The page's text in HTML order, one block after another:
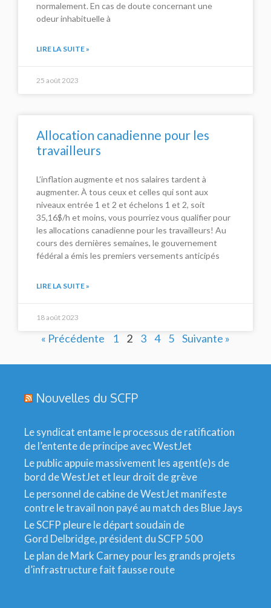
normalement. En cas de doute concernant une
odeur inhabituelle à
LIRE LA SUITE »
25 août 2023
Allocation canadienne pour les
travailleurs
L’inflation augmente et nos salaires tardent à
augmenter. À tous ceux et celles qui sont aux
niveaux entrée 1 et 2 et échelons 1 et 2, soit
35,16$/h et moins, vous pourriez vous qualifier pour
les allocations canadienne pour les travailleurs! Au
cours des dernières semaines, le gouvernement
fédéral a émis les premiers versements anticipés
LIRE LA SUITE »
18 août 2023
« Précédente 1 2 3 4 5 Suivante »
Nouvelles du SCFP
Le syndicat entame le processus de ratification
de l’entente de principe avec WestJet
Le public appuie massivement les agent(e)s de
bord de WestJet et leur droit de grève
Le personnel de cabine de WestJet manifeste
contre le travail non payé au match des Blue Jays
Le SCFP pleure le départ soudain de
Gord Delbridge, président du SCFP 500
Le plan de Mark Carney pour les grands projets
d’infrastructure fait fausse route